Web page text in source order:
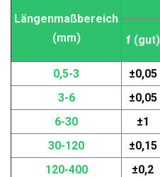
Längenmaßbereich
(mm)
f (gut)
0,5-3
±0,05
3-6
±0,05
6-30
±1
30-120
±0,15
120-400
±0,2